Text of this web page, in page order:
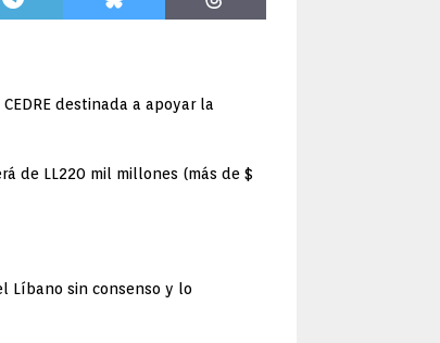
destinada a apoyar la
de LL220 mil millones (más de $
Líbano sin consenso y lo